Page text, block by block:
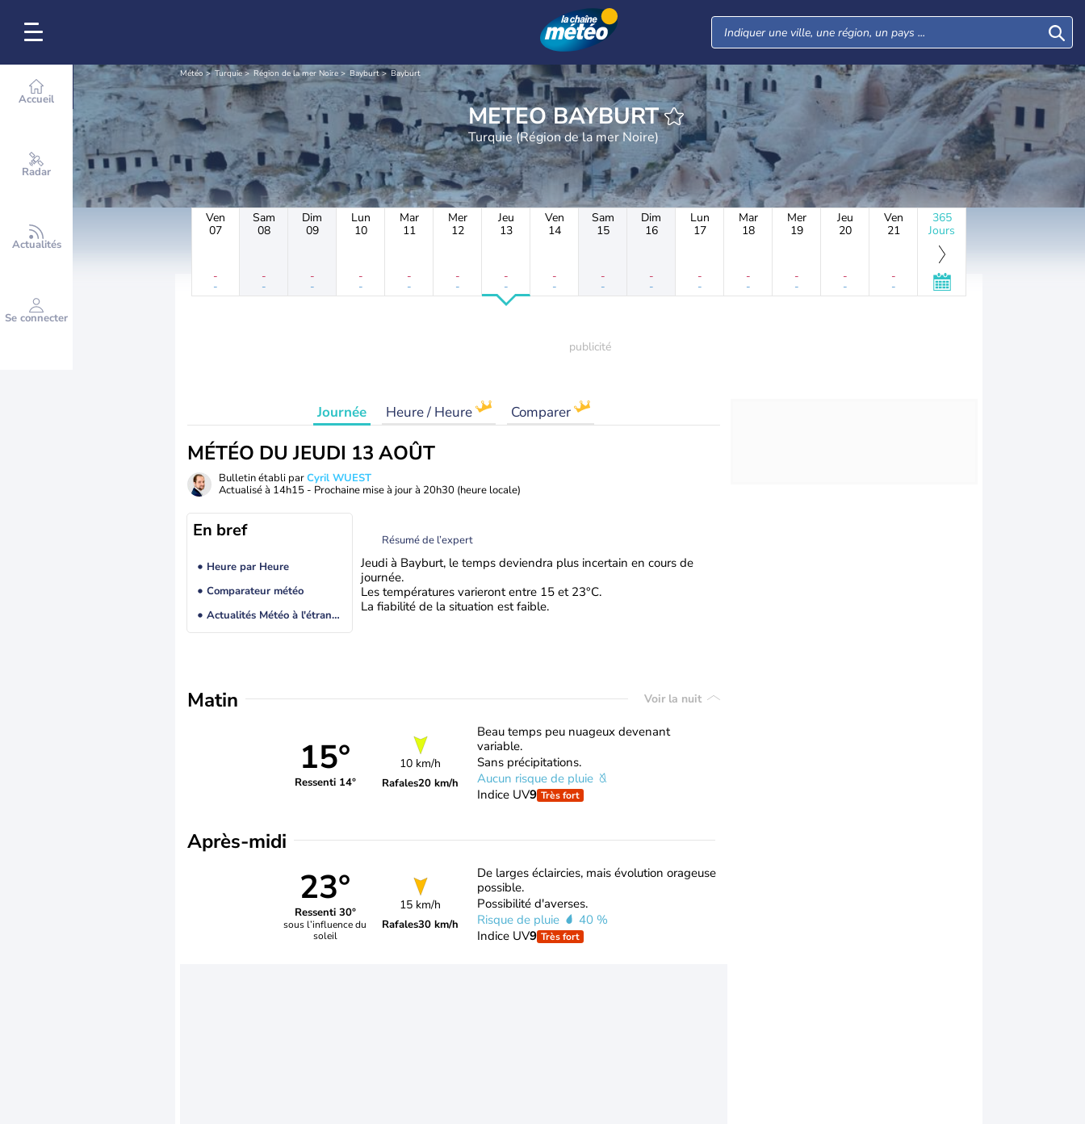
Accueil
Radar
Actualités
Se connecter
Météo Turquie Région de la mer Noire Bayburt Bayburt
METEO BAYBURT
Turquie (Région de la mer Noire)
Ven
07
-
-
Sam
08
-
-
Dim
09
-
-
Lun
10
-
-
Mar
11
-
-
Mer
12
-
-
Jeu
13
-
-
Ven
14
-
-
Sam
15
-
-
Dim
16
-
-
Lun
17
-
-
Mar
18
-
-
Mer
19
-
-
Jeu
20
-
-
Ven
21
-
-
365
Jours
Journée Heure / Heure Comparer
MÉTÉO DU JEUDI 13 AOÛT
Bulletin établi parCyril WUEST
Actualisé à 14h15 - Prochaine mise à jour à 20h30 (heure locale)
En bref
Heure par Heure
Comparateur météo
Actualités Météo à l'étranger
Résumé de l’expert
Jeudi à Bayburt, le temps deviendra plus incertain en cours de
journée.
Les températures varieront entre 15 et 23°C.
La fiabilité de la situation est faible.
Matin Voir la nuit
15°
Ressenti 14°
10 km/h
Rafales20 km/h
Beau temps peu nuageux devenant
variable.
Sans précipitations.
Aucun risque de pluie
Indice UV9 Très fort
Après-midi
23°
Ressenti 30°
sous l’influence du
soleil
15 km/h
Rafales30 km/h
De larges éclaircies, mais évolution orageuse
possible.
Possibilité d'averses.
Risque de pluie
40 %
Indice UV9 Très fort